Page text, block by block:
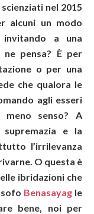
nel 2015
alcuni un modo
a una
ne pensa? È per
o per una
che qualora le
agli esseri
senso? A
e la
l’irrilevanza
O questa è
ibridazioni che
Benasayag le
bene, noi per